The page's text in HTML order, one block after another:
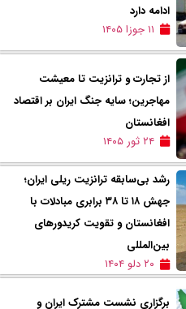
ادامه دارد
۱۱ جوزا ۱۴۰۵
از تجارت و ترانزیت تا معیشت
مهاجرین؛ سایه جنگ ایران بر اقتصاد
افغانستان
۲۴ ثور ۱۴۰۵
رشد بی‌سابقه ترانزیت ریلی ایران؛
جهش ۱۸ تا ۳۸ برابری مبادلات با
افغانستان و تقویت کریدورهای
بین‌المللی
۲۰ دلو ۱۴۰۴
برگزاری نشست مشترک ایران و